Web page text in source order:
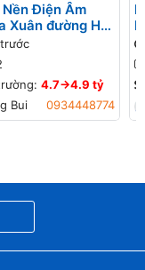
Điện Âm
Xuân đường Hói
38 lô 1x - Gần
Phước Lan
4.7->4.9 tỷ
Bui
0934448774